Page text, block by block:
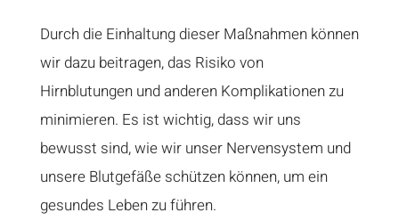
Durch die Einhaltung dieser Maßnahmen können
wir dazu beitragen, das Risiko von
Hirnblutungen und anderen Komplikationen zu
minimieren. Es ist wichtig, dass wir uns
bewusst sind, wie wir unser Nervensystem und
unsere Blutgefäße schützen können, um ein
gesundes Leben zu führen.